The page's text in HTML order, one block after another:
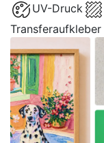
UV-Druck
Transferaufkleber